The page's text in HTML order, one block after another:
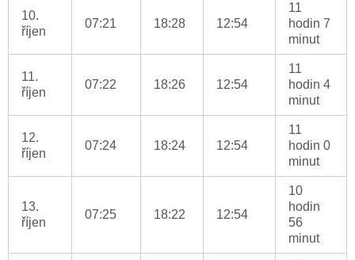
10.
říjen
07:21 18:28 12:54
11
hodin 7
minut
11.
říjen
07:22 18:26 12:54
11
hodin 4
minut
12.
říjen
07:24 18:24 12:54
11
hodin 0
minut
13.
říjen
07:25 18:22 12:54
10
hodin
56
minut